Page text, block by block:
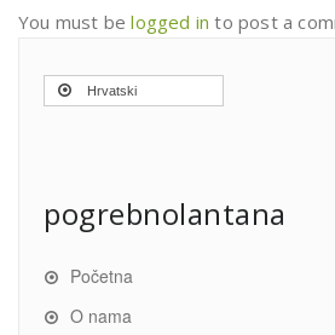
You must belogged in to post a
Hrvatski
pogrebnolantana
Početna
O nama